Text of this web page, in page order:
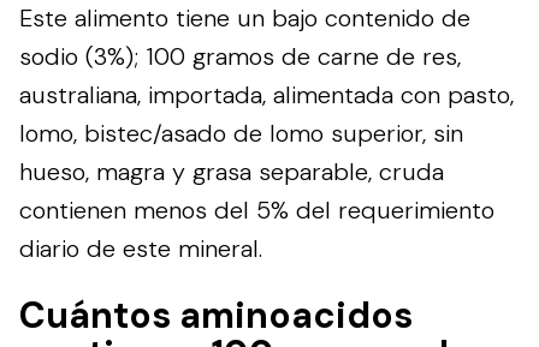
Este alimento tiene un bajo contenido de
sodio (3%); 100 gramos de carne de res,
australiana, importada, alimentada con pasto,
lomo, bistec/asado de lomo superior, sin
hueso, magra y grasa separable, cruda
contienen menos del 5% del requerimiento
diario de este mineral.
Cuántos aminoacidos